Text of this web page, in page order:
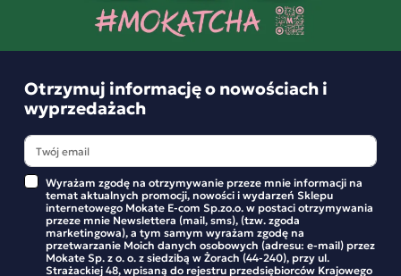
Ice Matcha Latte Mango Mokate napój matcha
6 saszetek
Poznaj nowy wymiar ICED LATTE —kremową, modną i
niesamowicie pyszną. Nasza ICE MATCHA LATTE to
połączenie delikatnej zielonej herbaty matcha z
Podobne produkty
Otrzymuj informację o nowościach i
wyprzedażach
Wyrażam zgodę na otrzymywanie przeze mnie informacji na
temat aktualnych promocji, nowości i wydarzeń Sklepu
internetowego Mokate E-com Sp.zo.o. w postaci otrzymywania
przeze mnie Newslettera (mail, sms), (tzw. zgoda
marketingowa), a tym samym wyrażam zgodę na
przetwarzanie Moich danych osobowych (adresu: e-mail) przez
Mokate Sp. z o. o. z siedzibą w Żorach (44-240), przy ul.
Strażackiej 48, wpisaną do rejestru przedsiębiorców Krajowego